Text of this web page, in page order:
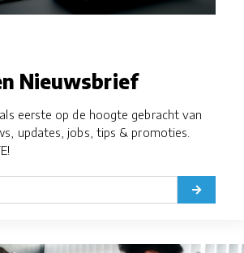
Nieuwsbrief
eerste op de hoogte gebracht van
updates, jobs, tips & promoties.